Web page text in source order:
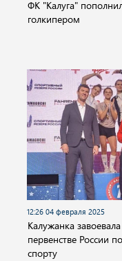
ФК "Калуга"
голкипером
12:26 04 февраля 2025
Калужанка
первенстве России
спорту